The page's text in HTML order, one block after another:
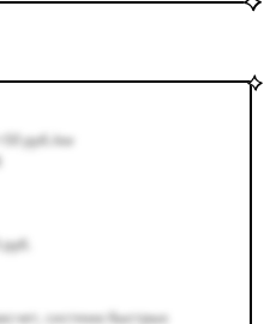
руб. /км
система быстрых